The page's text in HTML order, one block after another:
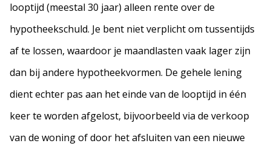
looptijd (meestal 30 jaar) alleen rente over de
hypotheekschuld. Je bent niet verplicht om tussentijds
af te lossen, waardoor je maandlasten vaak lager zijn
dan bij andere hypotheekvormen. De gehele lening
dient echter pas aan het einde van de looptijd in één
keer te worden afgelost, bijvoorbeeld via de verkoop
van de woning of door het afsluiten van een nieuwe